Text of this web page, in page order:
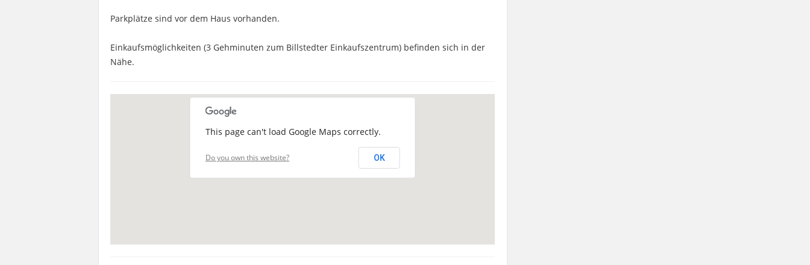
Parkplätze sind vor dem Haus vorhanden.
Einkaufsmöglichkeiten (3 Gehminuten zum Billstedter Einkaufszentrum) befinden sich in der
Nähe.
This page can't load Google Maps correctly.
Do you own this website? OK